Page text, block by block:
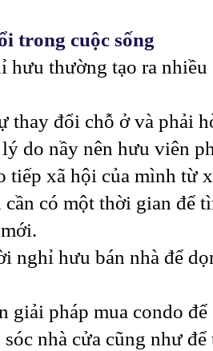
trong cuộc sống
hưu thường tạo ra
thay đổi chỗ ở và phải
do nầy nên hưu viên
tiếp xã hội của mình từ
cần có một thời gian để
nghỉ hưu bán nhà để
giải pháp mua condo
nhà cửa cũng như